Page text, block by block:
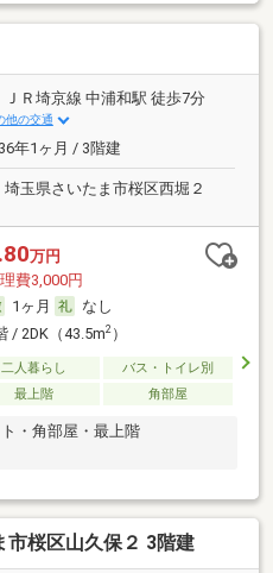
ＪＲ埼京線 中浦和駅 徒歩7分
他の交通
年1ヶ月 / 3階建
埼玉県さいたま市桜区西堀２
万円
費3,000円
1ヶ月
なし
/ 2DK（43.5m2）
二人暮らし
バス・トイレ別
最上階 角部屋
・角部屋・最上階
市桜区山久保２ 3階建